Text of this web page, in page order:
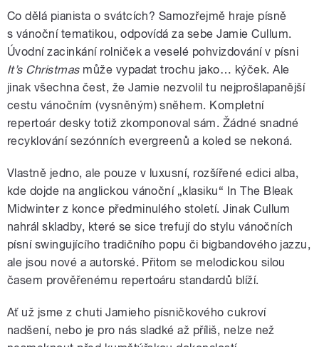
Co dělá pianista o svátcích? Samozřejmě hraje písně
s vánoční tematikou, odpovídá za sebe Jamie Cullum.
Úvodní zacinkání rolniček a veselé pohvizdování v písni
It’s Christmasmůže vypadat trochu jako… kýček. Ale
jinak všechna čest, že Jamie nezvolil tu nejprošlapanější
cestu vánočním (vysněným) sněhem. Kompletní
repertoár desky totiž zkomponoval sám. Žádné snadné
recyklování sezónních evergreenů a koled se nekoná.
Vlastně jedno, ale pouze v luxusní, rozšířené edici alba,
kde dojde na anglickou vánoční „klasiku“ In The Bleak
Midwinter z konce předminulého století. Jinak Cullum
nahrál skladby, které se sice trefují do stylu vánočních
písní swingujícího tradičního popu či bigbandového jazzu,
ale jsou nové a autorské. Přitom se melodickou silou
časem prověřenému repertoáru standardů blíží.
Ať už jsme z chuti Jamieho písničkového cukroví
nadšení, nebo je pro nás sladké až příliš, nelze než